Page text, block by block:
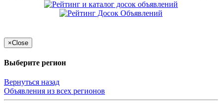
×Close
Выберите регион
Вернуться назад
Объявления из всех регионов